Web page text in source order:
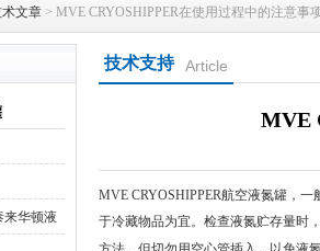
文章 > MVE CRYOSHIPPER在使用过程中的注意事
来华顿液
技术支持 Article
MVE
MVE CRYOSHIPPER航空液氮罐，
于冷藏物品为宜。检查液氮贮存量时